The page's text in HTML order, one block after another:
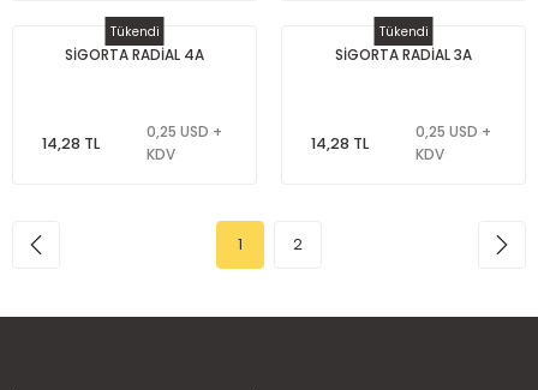
Tükendi
SİGORTA RADİAL 4A
14,28 TL
0,25 USD +
KDV
Tükendi
SİGORTA RADİAL 3A
14,28 TL
0,25 USD +
KDV
1 2